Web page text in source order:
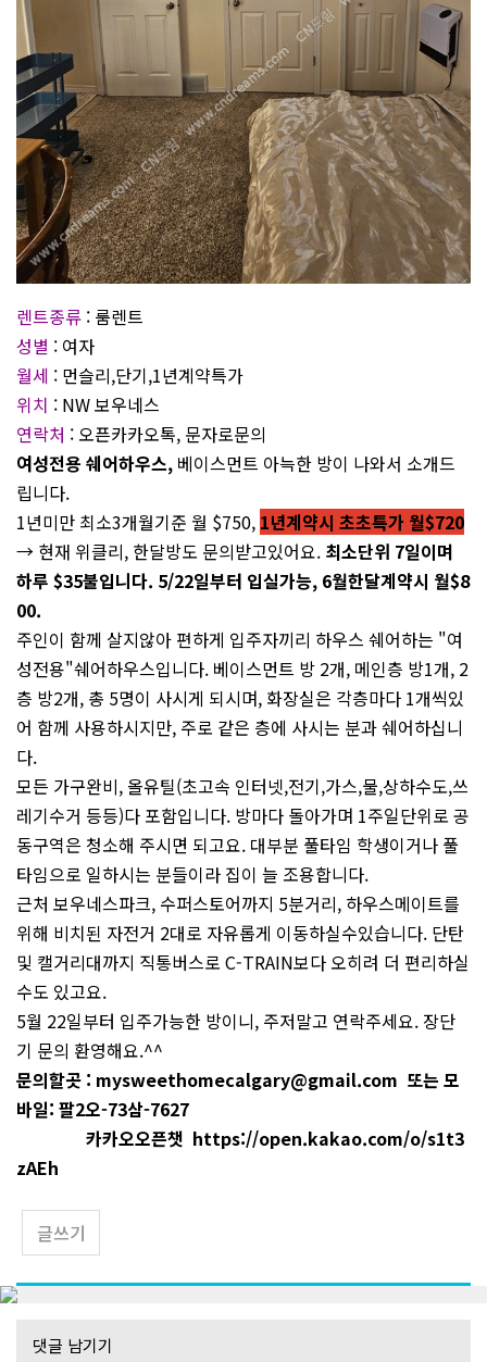
렌트종류 : 룸렌트
성별 : 여자
월세 : 먼슬리,단기,1년계약특가
위치 : NW 보우네스
연락처 : 오픈카카오톡, 문자로문의
여성전용 쉐어하우스, 베이스먼트 아늑한 방이 나와서 소개드
립니다.
1년미만 최소3개월기준 월 $750, 1년계약시 초초특가 월$720
→ 현재 위클리, 한달방도 문의받고있어요. 최소단위 7일이며
하루 $35불입니다. 5/22일부터 입실가능, 6월한달계약시 월$8
00.
주인이 함께 살지않아 편하게 입주자끼리 하우스 쉐어하는 "여
성전용"쉐어하우스입니다. 베이스먼트 방 2개, 메인층 방1개, 2
층 방2개, 총 5명이 사시게 되시며, 화장실은 각층마다 1개씩있
어 함께 사용하시지만, 주로 같은 층에 사시는 분과 쉐어하십니
다.
모든 가구완비, 올유틸(초고속 인터넷,전기,가스,물,상하수도,쓰
레기수거 등등)다 포함입니다. 방마다 돌아가며 1주일단위로 공
동구역은 청소해 주시면 되고요. 대부분 풀타임 학생이거나 풀
타임으로 일하시는 분들이라 집이 늘 조용합니다.
근처 보우네스파크, 수퍼스토어까지 5분거리, 하우스메이트를
위해 비치된 자전거 2대로 자유롭게 이동하실수있습니다. 단탄
및 캘거리대까지 직통버스로 C-TRAIN보다 오히려 더 편리하실
수도 있고요.
5월 22일부터 입주가능한 방이니, 주저말고 연락주세요. 장단
기 문의 환영해요.^^
문의할곳 : mysweethomecalgary@gmail.com 또는 모
바일: 팔2오-73삼-7627
카카오오픈챗 https://open.kakao.com/o/s1t3
zAEh
글쓰기
댓글 남기기